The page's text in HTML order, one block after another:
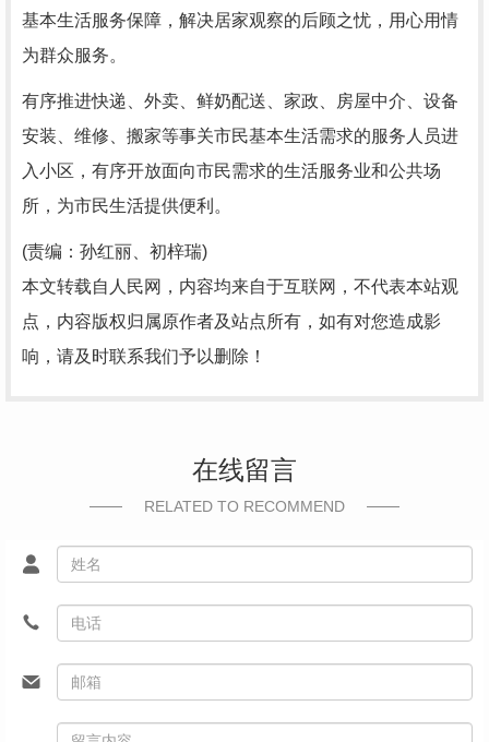
基本生活服务保障，解决居家观察的后顾之忧，用心用情
为群众服务。
有序推进快递、外卖、鲜奶配送、家政、房屋中介、设备
安装、维修、搬家等事关市民基本生活需求的服务人员进
入小区，有序开放面向市民需求的生活服务业和公共场
所，为市民生活提供便利。
(责编：孙红丽、初梓瑞)
本文转载自人民网，内容均来自于互联网，不代表本站观
点，内容版权归属原作者及站点所有，如有对您造成影
响，请及时联系我们予以删除！
在线留言
RELATED TO RECOMMEND